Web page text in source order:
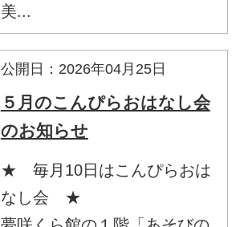
美...
公開日：2026年04月25日
５月のこんぴらおはなし会
のお知らせ
★ 毎月10日はこんぴらおは
なし会 ★